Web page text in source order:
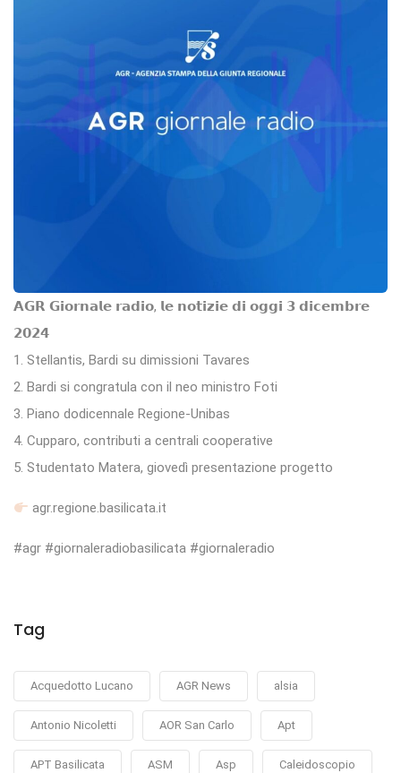
𝗔𝗚𝗥 𝗚𝗶𝗼𝗿𝗻𝗮𝗹𝗲 𝗿𝗮𝗱𝗶𝗼, 𝗹𝗲 𝗻𝗼𝘁𝗶𝘇𝗶𝗲 𝗱𝗶 𝗼𝗴𝗴𝗶 𝟯 𝗱𝗶𝗰𝗲𝗺𝗯𝗿𝗲
𝟮𝟬𝟮𝟰
1. Stellantis, Bardi su dimissioni Tavares
2. Bardi si congratula con il neo ministro Foti
3. Piano dodicennale Regione-Unibas
4. Cupparo, contributi a centrali cooperative
5. Studentato Matera, giovedì presentazione progetto
agr.regione.basilicata.it
#agr #giornaleradiobasilicata #giornaleradio
Tag
Acquedotto Lucano AGR News alsia
Antonio Nicoletti AOR San Carlo Apt
APT Basilicata ASM Asp Caleidoscopio